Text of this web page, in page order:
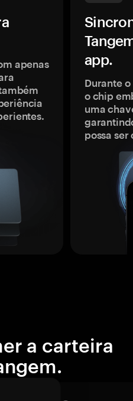
apenas
app.
Durante
o chip
uma
possa
a carteira